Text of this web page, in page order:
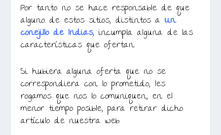
Por tanto no se hace responsable de que
alguno de estos sitios, distintos aUn
conejillo de Indias, incumpla alguna de las
características que ofertan.
Si hubiera alguna oferta que no se
correspondiera con lo prometido, les
rogamos que nos lo comuniquen, en el
menor tiempo posible, para retirar dicho
artículo de nuestra web.